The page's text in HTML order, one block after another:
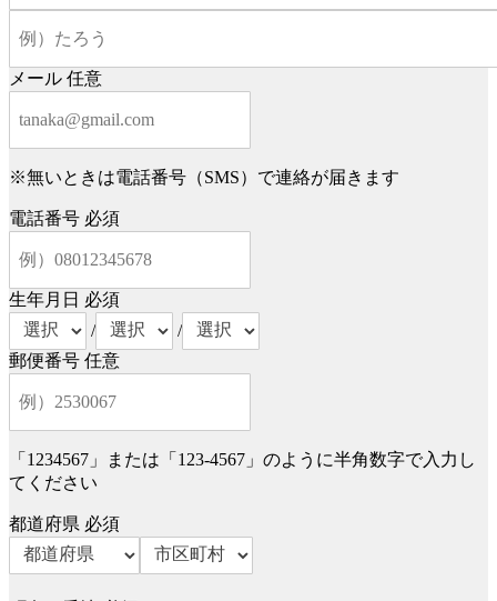
メール 任意
※無いときは電話番号（SMS）で連絡が届きます
電話番号 必須
生年月日 必須
/
/
郵便番号 任意
「1234567」または「123-4567」のように半角数字で入力し
てください
都道府県 必須